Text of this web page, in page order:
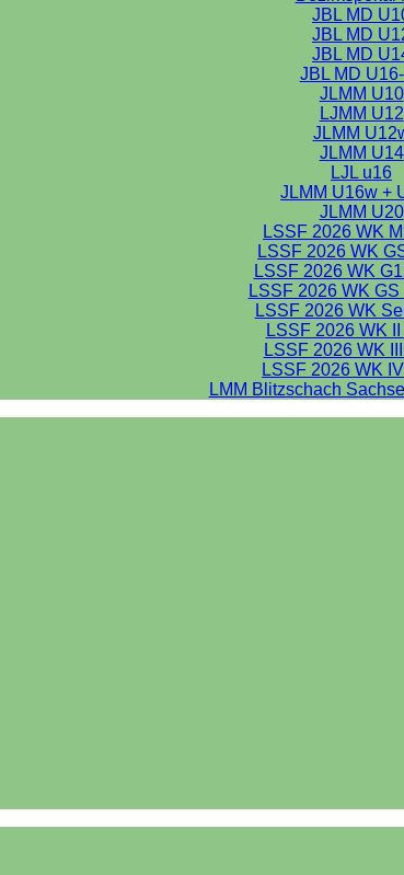
JBL MD
JBL MD
JBL MD
JBL MD
JLMM U10
LJMM U12
JLMM
JLMM U14
LJL u16
JLMM U16w +
JLMM U20
LSSF 2026 WK
LSSF 2026 WK
LSSF 2026 WK
LSSF 2026 WK GS
LSSF 2026 WK
LSSF 2026 WK
LSSF 2026 WK
LSSF 2026 WK
LMM Blitzschach